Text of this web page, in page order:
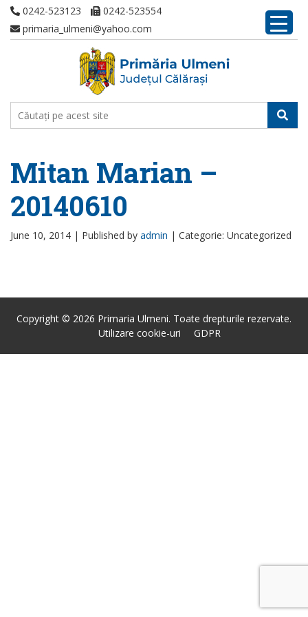
0242-523123
0242-523554
primaria_ulmeni@yahoo.com
Mitan Marian –
20140610
June 10, 2014 | Published by admin | Categorie: Uncategorized
Copyright © 2026 Primaria Ulmeni. Toate drepturile rezervate.
Utilizare cookie-uri
GDPR